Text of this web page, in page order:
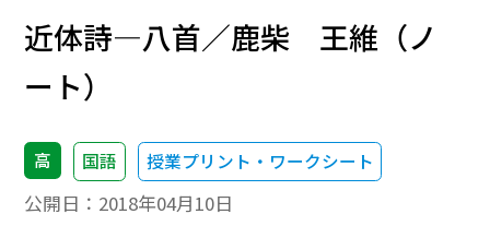
近体詩―八首／鹿柴 王維（ノ
ート）
高 国語 授業プリント・ワークシート
公開日： 2018年04月10日